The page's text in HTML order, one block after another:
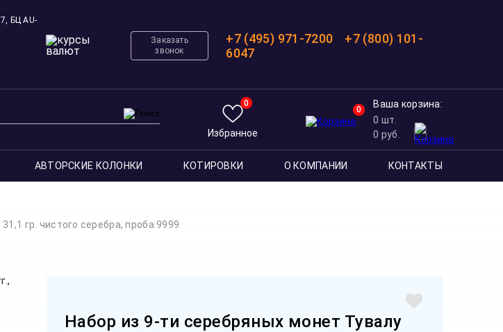
БЦ AU-
Заказать
звонок
+7 (495) 971-7200
+7 (800) 101-
6047
0
Избранное
0
Ваша корзина:
0 шт.
0 руб.
АВТОРСКИЕ КОЛОНКИ КОТИРОВКИ О КОМПАНИИ КОНТАКТЫ
гр. чистого серебра, проба 9999
Набор из 9-ти серебряных монет Тувалу